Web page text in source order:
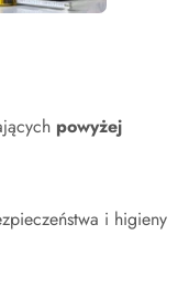
powyżej
i higieny